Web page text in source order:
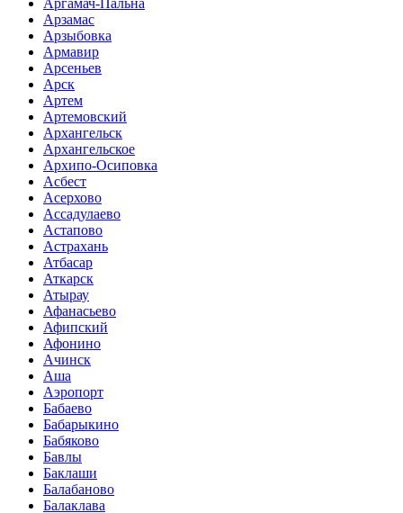
Арзамас
Арзыбовка
Армавир
Арсеньев
Арск
Артем
Артемовский
Архангельск
Архангельское
Архипо-Осиповка
Асбест
Асерхово
Ассадулаево
Астапово
Астрахань
Атбасар
Аткарск
Атырау
Афанасьево
Афипский
Афонино
Ачинск
Аша
Аэропорт
Бабаево
Бабарыкино
Бабяково
Бавлы
Баклаши
Балабаново
Балаклава